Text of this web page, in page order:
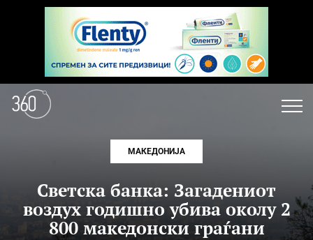
МАКЕДОНИЈА
Светска банка: Загадениот
воздух годишно убива околу 2
800 македонски граѓани